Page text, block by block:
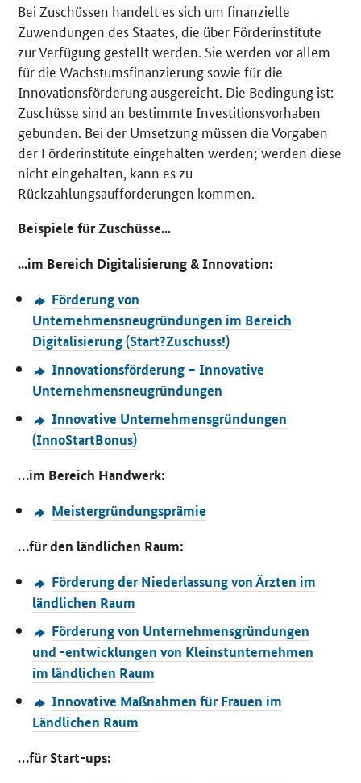
Bei Zuschüssen handelt es sich um finanzielle
Zuwendungen des Staates, die über Förderinstitute
zur Verfügung gestellt werden. Sie werden vor allem
für die Wachstumsfinanzierung sowie für die
Innovationsförderung ausgereicht. Die Bedingung ist:
Zuschüsse sind an bestimmte Investitionsvorhaben
gebunden. Bei der Umsetzung müssen die Vorgaben
der Förderinstitute eingehalten werden; werden diese
nicht eingehalten, kann es zu
Rückzahlungsaufforderungen kommen.
Beispiele für Zuschüsse...
...im Bereich Digitalisierung & Innovation:
Förderung von
Unternehmensneugründungen im Bereich
Digitalisierung (Start?Zuschuss!)
Innovationsförderung – Innovative
Unternehmensneugründungen
Innovative Unternehmensgründungen
(InnoStartBonus)
…im Bereich Handwerk:
Meistergründungsprämie
…für den ländlichen Raum:
Förderung der Niederlassung von Ärzten im
ländlichen Raum
Förderung von Unternehmensgründungen
und -entwicklungen von Kleinstunternehmen
im ländlichen Raum
Innovative Maßnahmen für Frauen im
Ländlichen Raum
…fürStart-ups: